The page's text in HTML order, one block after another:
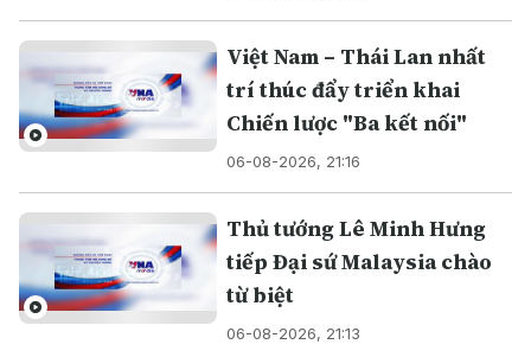
Việt Nam – Thái Lan nhất
trí thúc đẩy triển khai
Chiến lược "Ba kết nối"
06-08-2026, 21:16
Thủ tướng Lê Minh Hưng
tiếp Đại sứ Malaysia chào
từ biệt
06-08-2026, 21:13